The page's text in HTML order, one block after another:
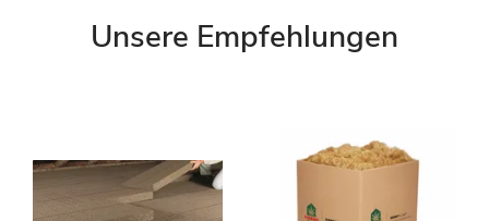
Unsere Empfehlungen